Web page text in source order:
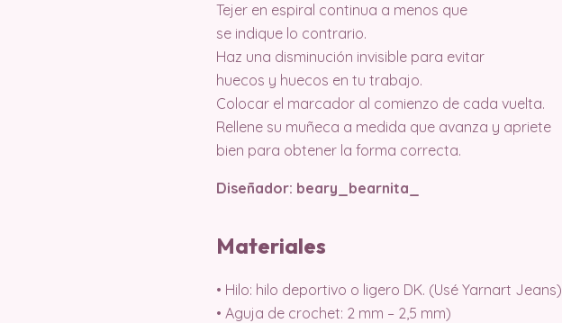
Tejer en espiral continua a menos que
se indique lo contrario.
Haz una disminución invisible para evitar
huecos y huecos en tu trabajo.
Colocar el marcador al comienzo de cada vuelta.
Rellene su muñeca a medida que avanza y apriete
bien para obtener la forma correcta.
Diseñador: beary_bearnita_
Materiales
• Hilo: hilo deportivo o ligero DK. (Usé Yarnart Jeans)
• Aguja de crochet: 2 mm – 2,5 mm)